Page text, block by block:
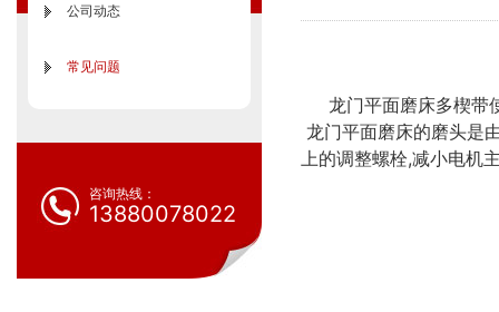
公司动态
常见问题
咨询热线：
13880078022
龙门平面磨床多楔带
龙门平面磨床的磨头是
上的调整螺栓,减小电机